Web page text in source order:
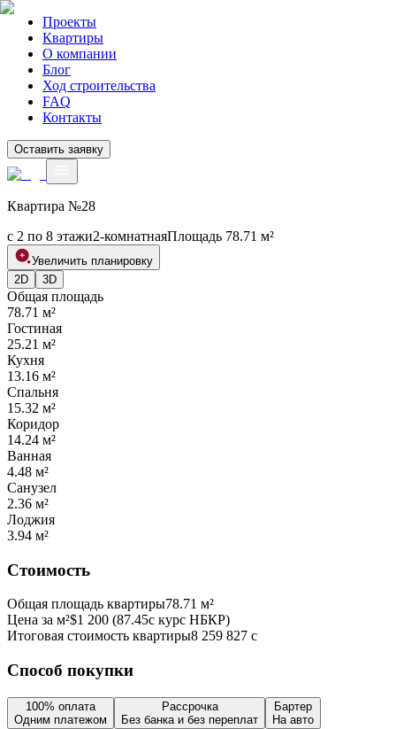
Проекты
Квартиры
О компании
Блог
Ход строительства
FAQ
Контакты
Оставить заявку
Квартира №28
с 2 по 8 этажи2-комнатнаяПлощадь 78.71 м²
Увеличить планировку
2D
3D
Общая площадь
78.71 м²
Гостиная
25.21 м²
Кухня
13.16 м²
Спальня
15.32 м²
Коридор
14.24 м²
Ванная
4.48 м²
Санузел
2.36 м²
Лоджия
3.94 м²
Стоимость
Общая площадь квартиры78.71 м²
Цена за м²$1 200 (87.45с курс НБКР)
Итоговая стоимость квартиры8 259 827 с
Способ покупки
100% оплата
Одним платежом
Рассрочка
Без банка и без переплат
Бартер
На авто